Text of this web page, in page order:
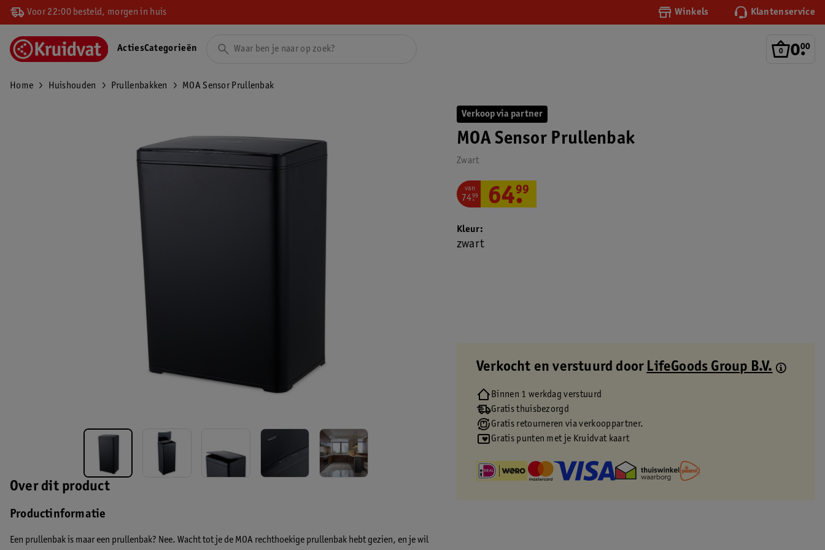
Voor 22:00 besteld, morgen in huis Winkels Klantenservice
0.
00
ActiesCategorieën
Home Huishouden Prullenbakken MOA Sensor Prullenbak
Over dit product
Productinformatie
Een prullenbak is maar een prullenbak? Nee. Wacht tot je de MOA rechthoekige prullenbak hebt gezien, en je wil
Verkoop via partner
MOA Sensor Prullenbak
Zwart
van
74.
99 64.
99
Kleur
zwart
Verkocht en verstuurd door LifeGoods Group B.V.
Binnen 1 werkdag verstuurd
Gratis thuisbezorgd
Gratis retourneren via verkooppartner.
Gratis punten met je Kruidvat kaart